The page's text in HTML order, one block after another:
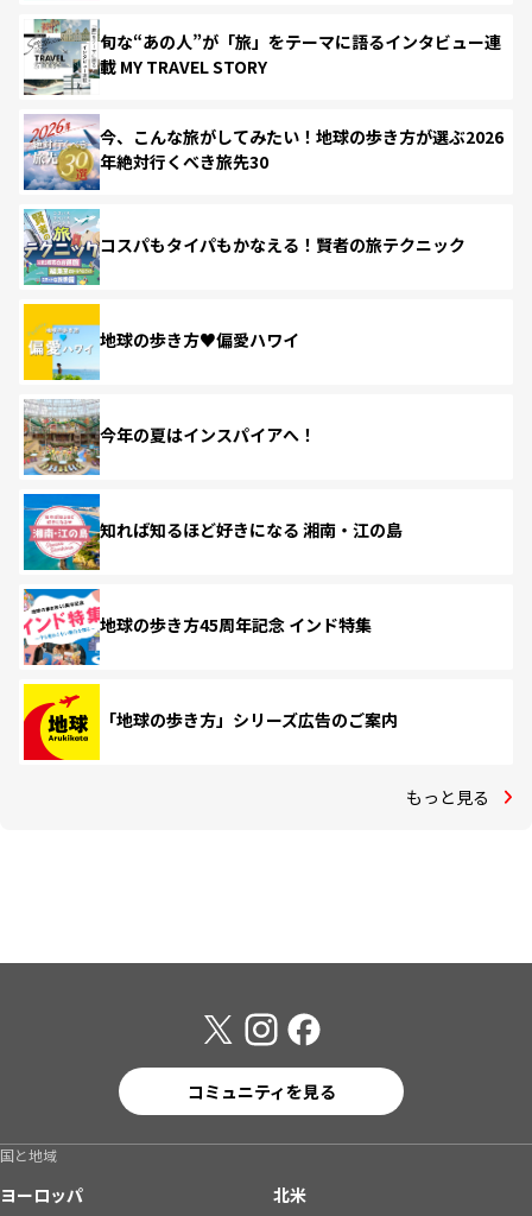
旬な“あの人”が「旅」をテーマに語るインタビュー連
載 MY TRAVEL STORY
今、こんな旅がしてみたい！地球の歩き方が選ぶ2026
年絶対行くべき旅先30
コスパもタイパもかなえる！賢者の旅テクニック
地球の歩き方♥偏愛ハワイ
今年の夏はインスパイアへ！
知れば知るほど好きになる 湘南・江の島
地球の歩き方45周年記念 インド特集
「地球の歩き方」シリーズ広告のご案内
もっと見る
コミュニティを見る
国と地域
ヨーロッパ
北米